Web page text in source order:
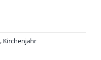
, Kirchenjahr